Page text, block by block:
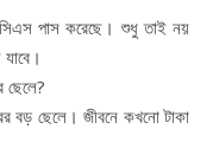
পাস করেছে। শুধু তাই নয়
ছেলে?
বড় ছেলে। জীবনে কখনো টাকা